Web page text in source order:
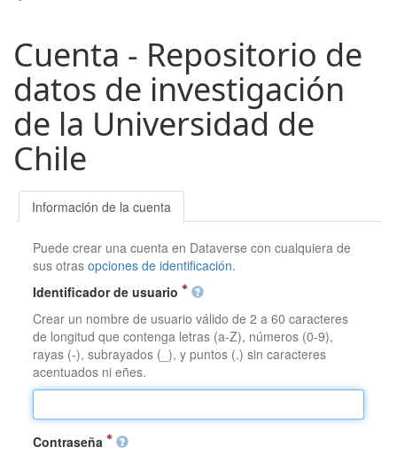
Cuenta - Repositorio de
datos de investigación
de la Universidad de
Chile
Información de la cuenta
Puede crear una cuenta en Dataverse con cualquiera de
sus otrasopciones de identificación.
Identificador de usuario
Crear un nombre de usuario válido de 2 a 60 caracteres
de longitud que contenga letras (a-Z), números (0-9),
rayas (-), subrayados (_), y puntos (.) sin caracteres
acentuados ni eñes.
Contraseña